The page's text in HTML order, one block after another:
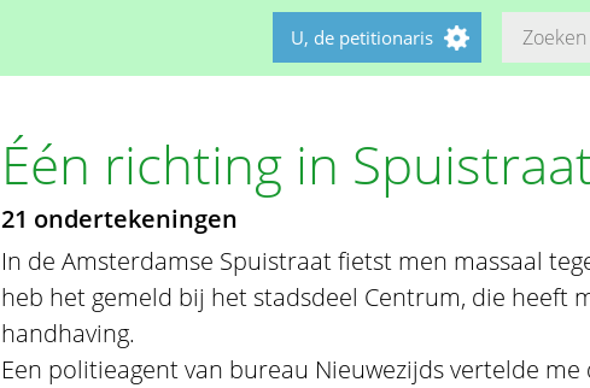
U, de petitionaris
Één richting in
21 ondertekeningen
In de Amsterdamse Spuistraat fietst men massaal
heb het gemeld bij het stadsdeel Centrum, die heeft
handhaving.
Een politieagent van bureau Nieuwezijds vertelde